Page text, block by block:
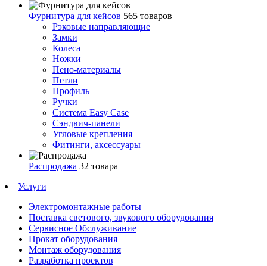
Фурнитура для кейсов 565 товаров
Рэковые направляющие
Замки
Колеса
Ножки
Пено-материалы
Петли
Профиль
Ручки
Система Easy Case
Сэндвич-панели
Угловые крепления
Фитинги, аксессуары
Распродажа 32 товара
Услуги
Электромонтажные работы
Поставка светового, звукового оборудования
Сервисное Обслуживание
Прокат оборудования
Монтаж оборудования
Разработка проектов